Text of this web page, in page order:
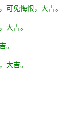
可免悔恨，大吉。
大吉。
。
大吉。